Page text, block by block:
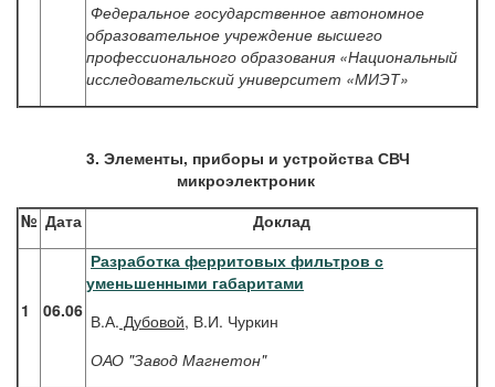
Федеральное государственное автономное
образовательное учреждение высшего
профессионального образования «Национальный
исследовательский университет «МИЭТ»
3. Элементы, приборы и устройства СВЧ
микроэлектроник
№ Дата Доклад
1 06.06
Разработка ферритовых фильтров с
уменьшенными габаритами
В.А. Дубовой, В.И. Чуркин
ОАО "Завод Магнетон"